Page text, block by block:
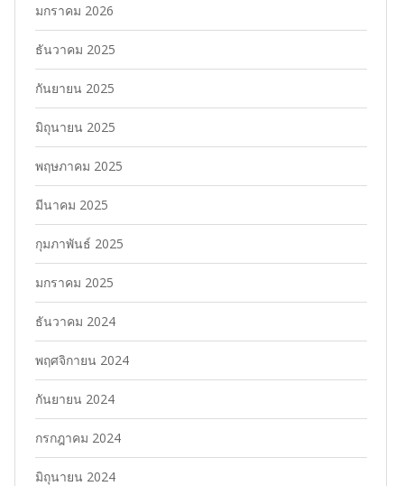
มกราคม 2026
ธันวาคม 2025
กันยายน 2025
มิถุนายน 2025
พฤษภาคม 2025
มีนาคม 2025
กุมภาพันธ์ 2025
มกราคม 2025
ธันวาคม 2024
พฤศจิกายน 2024
กันยายน 2024
กรกฎาคม 2024
มิถุนายน 2024